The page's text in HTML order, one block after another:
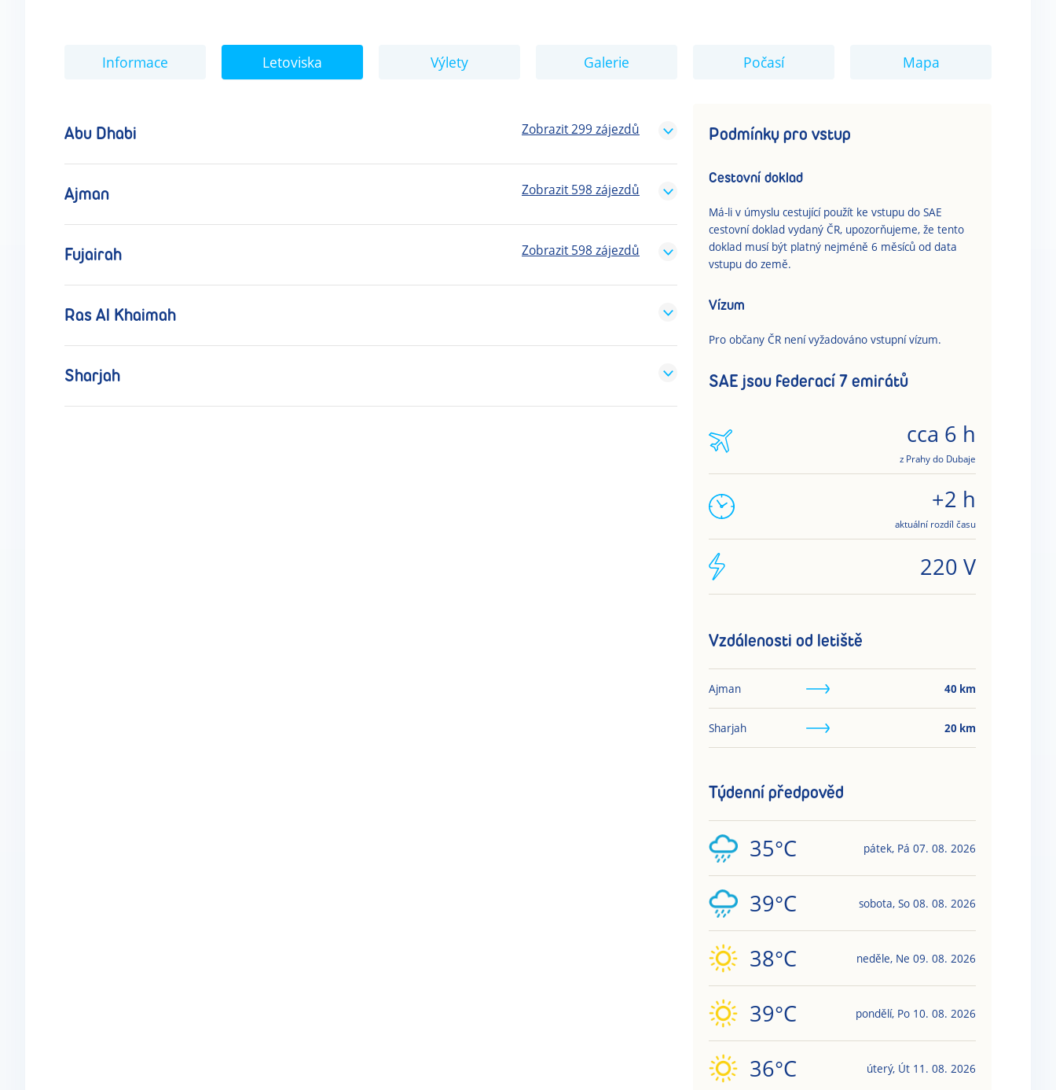
Informace Letoviska Výlety Galerie Počasí Mapa
Abu Dhabi Zobrazit299 zájezdů
Ajman Zobrazit598 zájezdů
Fujairah Zobrazit598 zájezdů
Ras Al Khaimah
Sharjah
Podmínky pro vstup
Cestovní doklad
Má-li v úmyslu cestující použít ke vstupu do SAE
cestovní doklad vydaný ČR, upozorňujeme, že tento
doklad musí být platný nejméně 6 měsíců od data
vstupu do země.
Vízum
Pro občany ČR není vyžadováno vstupní vízum.
SAE jsou federací 7 emirátů
cca 6 h
z Prahy do Dubaje
+2 h
aktuální rozdíl času
220 V
Vzdálenosti od letiště
Ajman 40 km
Sharjah 20 km
Týdenní předpověd
35°C pátek, Pá 07. 08. 2026
39°C sobota, So 08. 08. 2026
38°C neděle, Ne 09. 08. 2026
39°C pondělí, Po 10. 08. 2026
36°C úterý, Út 11. 08. 2026